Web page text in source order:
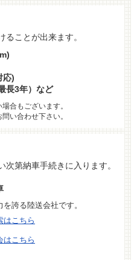
ることが出来ます。
応)
長3年）など
合もございます。
い合わせ下さい。
第納車手続きに入ります。
誇る陸送会社です。
はこちら
はこちら